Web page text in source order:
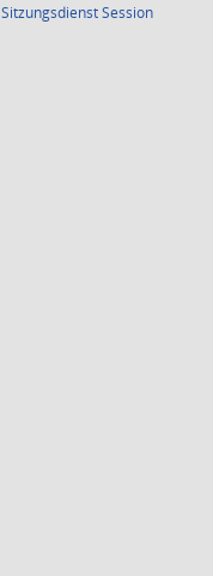
SitzungsdienstSession(Wird in